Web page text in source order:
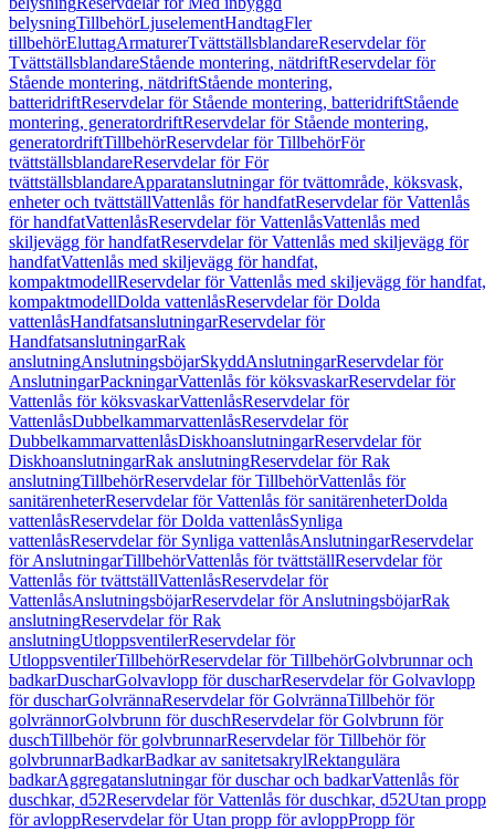
belysningTillbehörLjuselementHandtagFler
tillbehörEluttagArmaturerTvättställsblandareReservdelar för
TvättställsblandareStående montering, nätdriftReservdelar för
Stående montering, nätdriftStående montering,
batteridriftReservdelar för Stående montering, batteridriftStående
montering, generatordriftReservdelar för Stående montering,
generatordriftTillbehörReservdelar för TillbehörFör
tvättställsblandareReservdelar för För
tvättställsblandareApparatanslutningar för tvättområde, köksvask,
enheter och tvättställVattenlås för handfatReservdelar för Vattenlås
för handfatVattenlåsReservdelar för VattenlåsVattenlås med
skiljevägg för handfatReservdelar för Vattenlås med skiljevägg för
handfatVattenlås med skiljevägg för handfat,
kompaktmodellReservdelar för Vattenlås med skiljevägg för handfat,
kompaktmodellDolda vattenlåsReservdelar för Dolda
vattenlåsHandfatsanslutningarReservdelar för
HandfatsanslutningarRak
anslutningAnslutningsböjarSkyddAnslutningarReservdelar för
AnslutningarPackningarVattenlås för köksvaskarReservdelar för
Vattenlås för köksvaskarVattenlåsReservdelar för
VattenlåsDubbelkammarvattenlåsReservdelar för
DubbelkammarvattenlåsDiskhoanslutningarReservdelar för
DiskhoanslutningarRak anslutningReservdelar för Rak
anslutningTillbehörReservdelar för TillbehörVattenlås för
sanitärenheterReservdelar för Vattenlås för sanitärenheterDolda
vattenlåsReservdelar för Dolda vattenlåsSynliga
vattenlåsReservdelar för Synliga vattenlåsAnslutningarReservdelar
för AnslutningarTillbehörVattenlås för tvättställReservdelar för
Vattenlås för tvättställVattenlåsReservdelar för
VattenlåsAnslutningsböjarReservdelar för AnslutningsböjarRak
anslutningReservdelar för Rak
anslutningUtloppsventilerReservdelar för
UtloppsventilerTillbehörReservdelar för TillbehörGolvbrunnar och
badkarDuscharGolvavlopp för duscharReservdelar för Golvavlopp
för duscharGolvrännaReservdelar för GolvrännaTillbehör för
golvrännorGolvbrunn för duschReservdelar för Golvbrunn för
duschTillbehör för golvbrunnarReservdelar för Tillbehör för
golvbrunnarBadkarBadkar av sanitetsakrylRektangulära
badkarAggregatanslutningar för duschar och badkarVattenlås för
duschkar, d52Reservdelar för Vattenlås för duschkar, d52Utan propp
för avloppReservdelar för Utan propp för avloppPropp för